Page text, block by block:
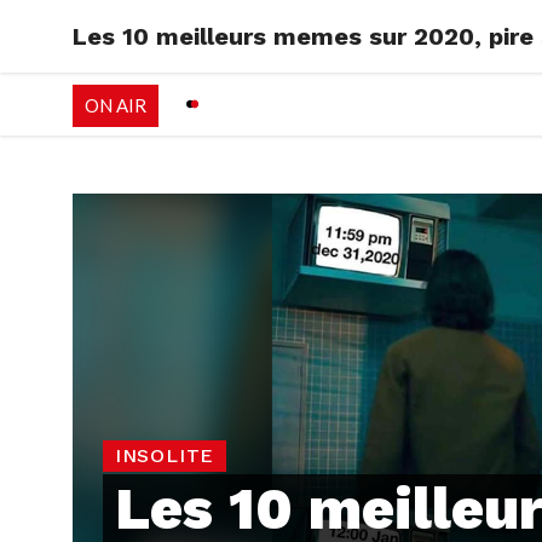
RADIO
Les 10 meilleurs memes sur 2020, pire
ON AIR
INSOLITE
Les 10